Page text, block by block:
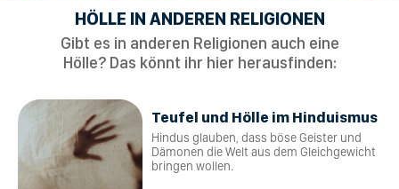
HÖLLE IN ANDEREN RELIGIONEN
Gibt es in anderen Religionen auch eine
Hölle? Das könnt ihr hier herausfinden:
Teufel und Hölle im Hinduismus
Hindus glauben, dass böse Geister und
Dämonen die Welt aus dem Gleichgewicht
bringen wollen.